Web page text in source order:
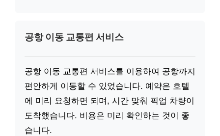
공항 이동 교통편 서비스
공항 이동 교통편 서비스를 이용하여 공항까지
편안하게 이동할 수 있었습니다. 예약은 호텔
에 미리 요청하면 되며, 시간 맞춰 픽업 차량이
도착했습니다. 비용은 미리 확인하는 것이 좋
습니다.